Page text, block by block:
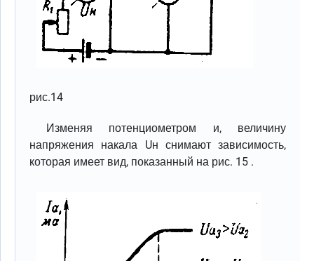
рис.14
Изменяя потенциометром и, величину
напряжения накала Uн снимают зависимость,
которая имеет вид, показанный на рис. 15 .